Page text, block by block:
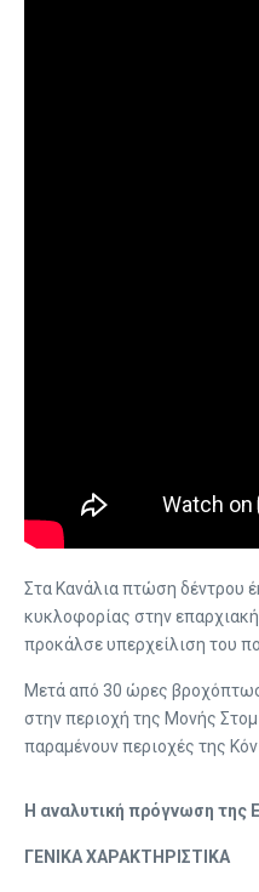
Στα Κανάλια πτώση δέντρου
κυκλοφορίας στην
προκάλσε υπερχείλιση του
Μετά από 30 ώρες
στην περιοχή της Μονής
παραμένουν περιοχές της
H αναλυτική πρόγνωση της
ΓΕΝΙΚΑ ΧΑΡΑΚΤΗΡΙΣΤΙΚΑ